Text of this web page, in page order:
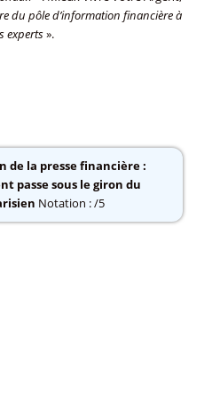
du pôle d’information financière à
experts».
de la presse financière :
passe sous le giron du
Notation : /5